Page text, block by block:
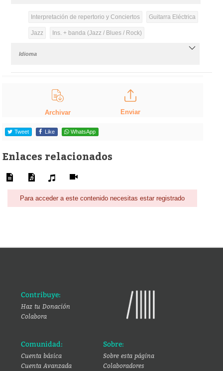
Interpretación de repertorio y Conciertos Guitarra Eléctrica
Jazz Ins. + banda (Jazz / Blues / Rock)
Idioma
Archivar Enviar
Tweet Like WhatsApp
Enlaces relacionados
Para acceder a este contenido necesitas estar registrado
Contribuye:
Haz tu Donación
Colabora
Comunidad:
Cuenta básica
Cuenta Avanzada
Sobre:
Sobre esta página
Colaboradores